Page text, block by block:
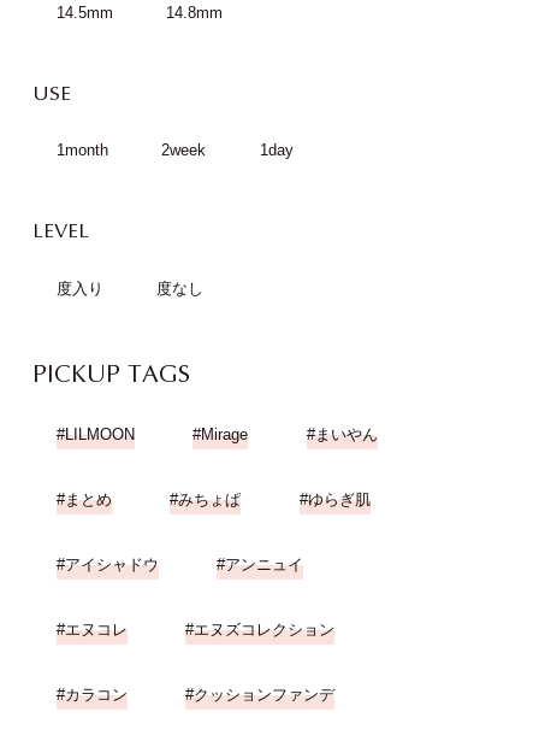
14.5mm 14.8mm
USE
1month 2week 1day
LEVEL
度入り 度なし
PICKUP TAGS
LILMOON Mirage まいやん
まとめ みちょぱ ゆらぎ肌
アイシャドウ アンニュイ
エヌコレ エヌズコレクション
カラコン クッションファンデ